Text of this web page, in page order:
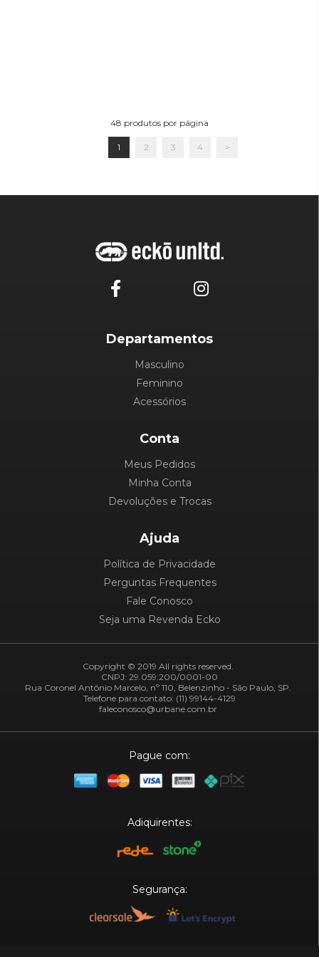
48 produtos por página
1 2 3 4 >
Departamentos
Masculino
Feminino
Acessórios
Conta
Meus Pedidos
Minha Conta
Devoluções e Trocas
Ajuda
Política de Privacidade
Perguntas Frequentes
Fale Conosco
Seja uma Revenda Ecko
Copyright © 2019 All rights reserved.
CNPJ: 29.059.200/0001-00
Rua Coronel Antônio Marcelo, nº 110, Belenzinho - São Paulo, SP.
Telefone para contato: (11) 99144-4129
faleconosco@urbane.com.br
Pague com:
Adiquirentes:
Segurança: